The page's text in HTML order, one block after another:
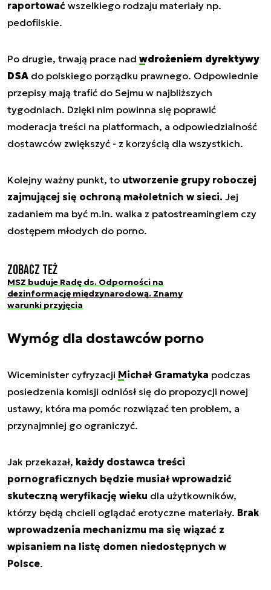
raportować wszelkiego rodzaju materiały np.
pedofilskie.
Po drugie, trwają prace nad wdrożeniem dyrektywy
DSA do polskiego porządku prawnego. Odpowiednie
przepisy mają trafić do Sejmu w najbliższych
tygodniach. Dzięki nim powinna się poprawić
moderacja treści na platformach, a odpowiedzialność
dostawców zwiększyć - z korzyścią dla wszystkich.
Kolejny ważny punkt, to utworzenie grupy roboczej
zajmującej się ochroną małoletnich w sieci. Jej
zadaniem ma być m.in. walka z patostreamingiem czy
dostępem młodych do porno.
Zobacz też
MSZ buduje Radę ds. Odporności na
dezinformację międzynarodową. Znamy
warunki przyjęcia
Wymóg dla dostawców porno
Wiceminister cyfryzacji Michał Gramatyka podczas
posiedzenia komisji odniósł się do propozycji nowej
ustawy, która ma pomóc rozwiązać ten problem, a
przynajmniej go ograniczyć.
Jak przekazał, każdy dostawca treści
pornograficznych będzie musiał wprowadzić
skuteczną weryfikację wieku dla użytkowników,
którzy będą chcieli oglądać erotyczne materiały. Brak
wprowadzenia mechanizmu ma się wiązać z
wpisaniem na listę domen niedostępnych w
Polsce.